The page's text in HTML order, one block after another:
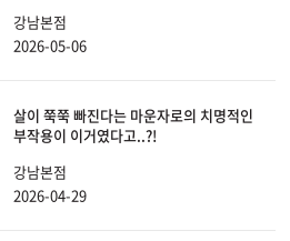
강남본점
2026-05-06
살이 쭉쭉 빠진다는 마운자로의 치명적인
부작용이 이거였다고..?!
강남본점
2026-04-29